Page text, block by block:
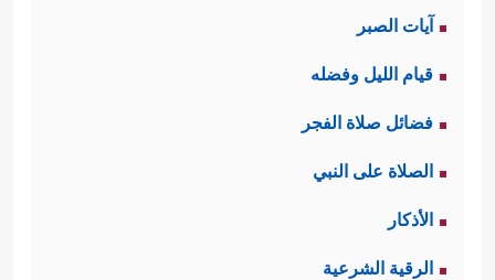
آيات الصبر
قيام الليل وفضله
فضائل صلاة الفجر
الصلاة على النبي
الأذكار
الرقية الشرعية